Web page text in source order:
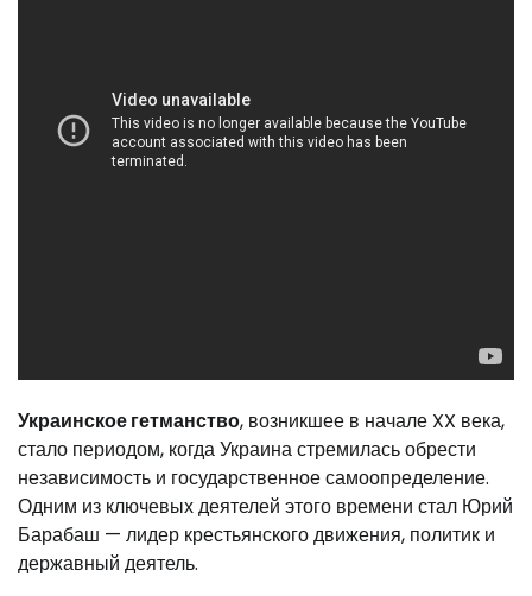
Украинское гетманство, возникшее в начале XX века,
стало периодом, когда Украина стремилась обрести
независимость и государственное самоопределение.
Одним из ключевых деятелей этого времени стал Юрий
Барабаш — лидер крестьянского движения, политик и
державный деятель.